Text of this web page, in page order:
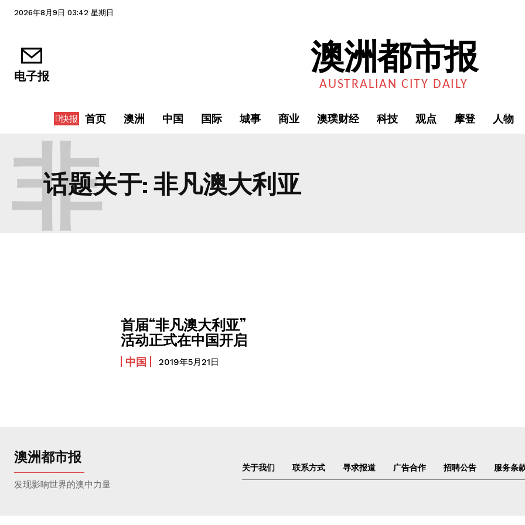
2026年8月9日 03:42 星期日
电子报 澳洲都市报
AUSTRALIAN CITY DAILY
快报 首页 澳洲 中国 国际 城事 商业 澳璞财经 科技 观点 摩登 人物
话题关于: 非凡澳大利亚
非
首届“非凡澳大利亚”
活动正式在中国开启
中国 2019年5月21日
澳洲都市报
发现影响世界的澳中力量
关于我们 联系方式 寻求报道 广告合作 招聘公告 服务条